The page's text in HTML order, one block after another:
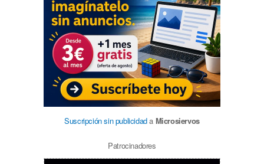
Suscripción sin publicidada Microsiervos
Patrocinadores